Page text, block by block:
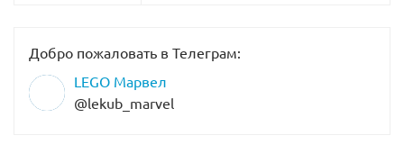
Добро пожаловать в Телеграм:
LEGO Марвел
@lekub_marvel